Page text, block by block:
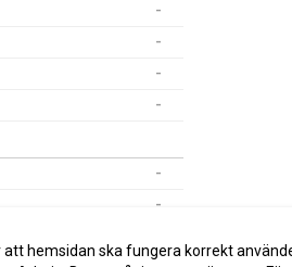
-
-
-
-
-
-
att hemsidan ska fungera korrekt